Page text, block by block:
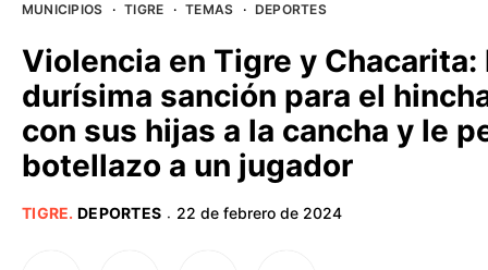
BUENOS AIRES
PROVINCIAS
MUNICIPIOS · TIGRE · TEMAS · DEPORTES
Violencia en Tigre y Chacarita:
durísima sanción para el
con sus hijas a la cancha y le
botellazo a un jugador
TIGRE. DEPORTES · 22 de febrero de 2024